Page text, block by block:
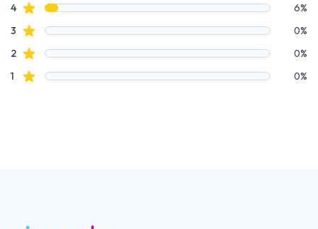
4Sterne Bewertungen
6%
3 Sterne Bewertungen
0%
2Sterne Bewertungen
0%
1 Sterne Bewertungen 0%